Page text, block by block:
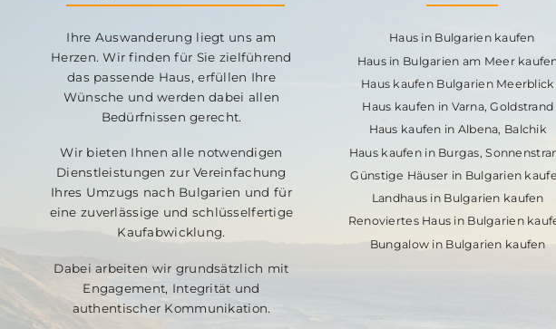
Ihre Auswanderung liegt uns am
Herzen. Wir finden für Sie zielführend
das passende Haus, erfüllen Ihre
Wünsche und werden dabei allen
Bedürfnissen gerecht.
Wir bieten Ihnen alle notwendigen
Dienstleistungen zur Vereinfachung
Ihres Umzugs nach Bulgarien und für
eine zuverlässige und schlüsselfertige
Kaufabwicklung.
Dabei arbeiten wir grundsätzlich mit
Engagement, Integrität und
authentischer Kommunikation.
Haus in Bulgarien kaufen
Haus in Bulgarien am Meer
Haus kaufen Bulgarien Meerblick
Haus kaufen in Varna, Goldstrand
Haus kaufen in Albena, Balchik
Haus kaufen in Burgas,
Günstige Häuser in Bulgarien
Landhaus in Bulgarien kaufen
Renoviertes Haus in Bulgarien
Bungalow in Bulgarien kaufen